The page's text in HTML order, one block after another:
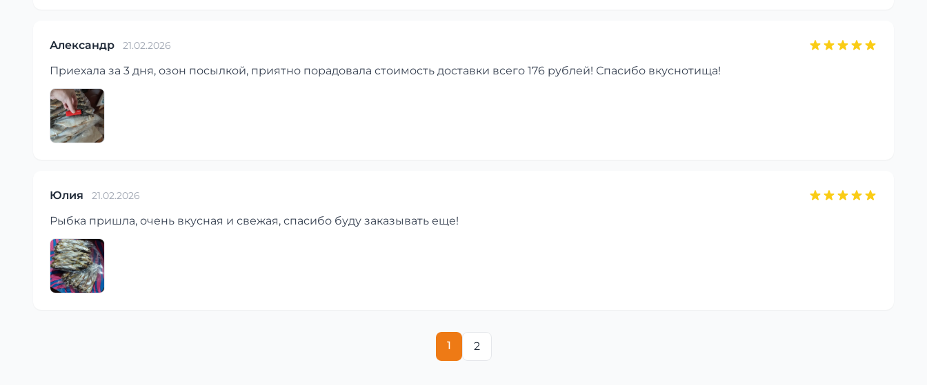
Александр 21.02.2026
Приехала за 3 дня, озон посылкой, приятно порадовала стоимость доставки всего 176 рублей! Спасибо вкуснотища!
Юлия 21.02.2026
Рыбка пришла, очень вкусная и свежая, спасибо буду заказывать еще!
1 2